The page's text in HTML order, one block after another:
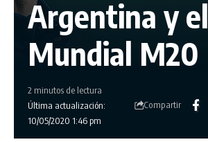
Argentina y el
Mundial M20
Última actualización:
10/05/2020 1:46 pm
2 minutos de lectura
Compartir